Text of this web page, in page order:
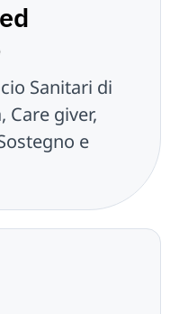
Sanitari di
Care giver,
e